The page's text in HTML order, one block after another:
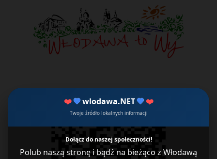
❤️ 💙wlodawa.NET 💙❤️
Twoje źródło lokalnych informacji
Dołącz do naszej społeczności!
Polub naszą stronę i bądź na bieżąco z Włodawą